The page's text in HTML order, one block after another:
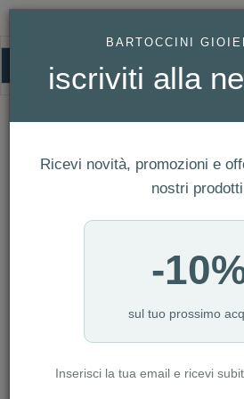
HOMEPAGE
ORECCHINI IN ORO BIANCO SIMBOLO
Quadrifoglio Ref.
BARTOCCINI
iscriviti alla
Ricevi novità, promozioni e
nostri
-
sul tuo prossimo
Inserisci la tua email e ricevi